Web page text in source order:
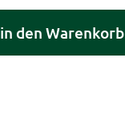
in den Warenkorb